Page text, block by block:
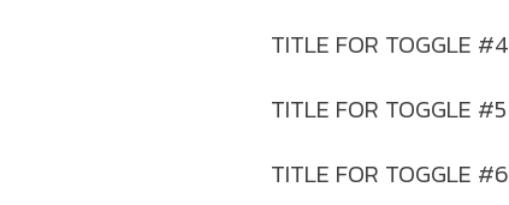
TITLE FOR TOGGLE #4
TITLE FOR TOGGLE #5
TITLE FOR TOGGLE #6